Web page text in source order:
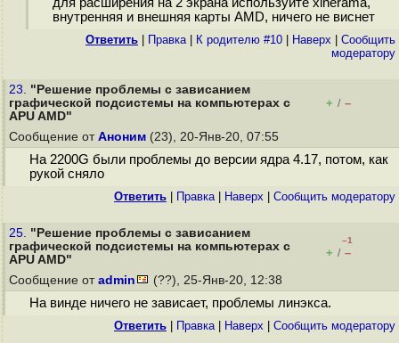
для расширения на 2 экрана используйте xinerama,
внутренняя и внешняя карты AMD, ничего не виснет
Ответить Правка| К родителю #10 Наверх
Cообщить
модератору
23. "Решение проблемы с зависанием
графической подсистемы на компьютерах с
APU AMD"
+ / –
Сообщение от Аноним (23), 20-Янв-20, 07:55
На 2200G были проблемы до версии ядра 4.17, потом, как
рукой сняло
Ответить Правка| Наверх Cообщить модератору
25. "Решение проблемы с зависанием
графической подсистемы на компьютерах с
APU AMD"
–1
+ / –
Сообщение от admin (??), 25-Янв-20, 12:38
На винде ничего не зависает, проблемы линэкса.
Ответить Правка| Наверх Cообщить модератору